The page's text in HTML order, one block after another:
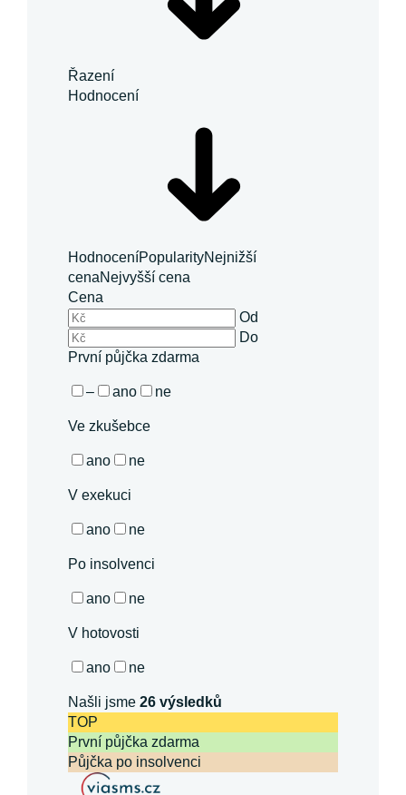
Řazení
Hodnocení
HodnoceníPopularityNejnižší
cenaNejvyšší cena
Cena
Od
Do
První půjčka zdarma
– ano ne
Ve zkušebce
ano ne
V exekuci
ano ne
Po insolvenci
ano ne
V hotovosti
ano ne
Našli jsme26 výsledků
TOP
První půjčka zdarma
Půjčka po insolvenci